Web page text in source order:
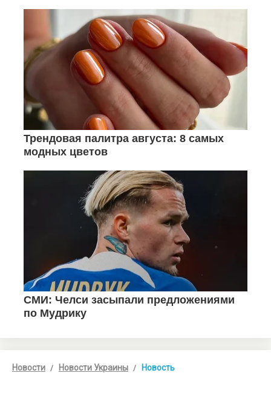
Новости Новости Украины Новость